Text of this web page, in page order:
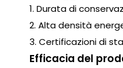
1. Durata di
2. Alta densità
3. Certificazioni di
Efficacia del